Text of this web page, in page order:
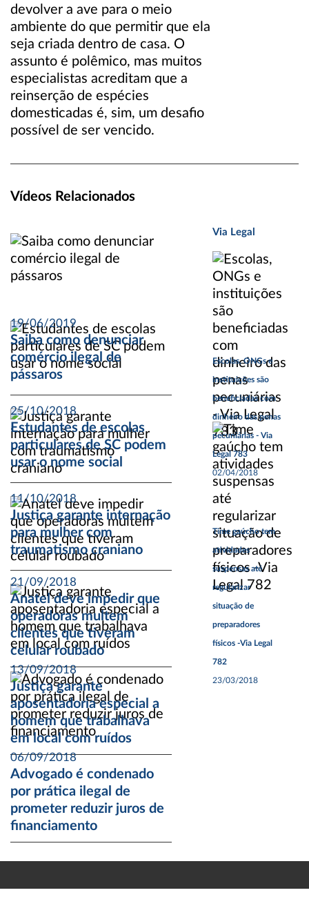
devolver a ave para o meio
ambiente do que permitir que ela
seja criada dentro de casa. O
assunto é polêmico, mas muitos
especialistas acreditam que a
reinserção de espécies
domesticadas é, sim, um desafio
possível de ser vencido.
Vídeos Relacionados
19/06/2019
Saiba como denunciar
comércio ilegal de
pássaros
25/10/2018
Estudantes de escolas
particulares de SC podem
usar o nome social
11/10/2018
Justiça garante internação
para mulher com
traumatismo craniano
21/09/2018
Anatel deve impedir que
operadoras multem
clientes que tiveram
celular roubado
13/09/2018
Justiça garante
aposentadoria especial a
homem que trabalhava
em local com ruídos
06/09/2018
Advogado é condenado
por prática ilegal de
prometer reduzir juros de
financiamento
Via Legal
Escolas, ONGs e
instituições são
beneficiadas com
dinheiro das penas
pecuniárias - Via
Legal 783
02/04/2018
Time gaúcho tem
atividades
suspensas até
regularizar
situação de
preparadores
físicos -Via Legal
782
23/03/2018